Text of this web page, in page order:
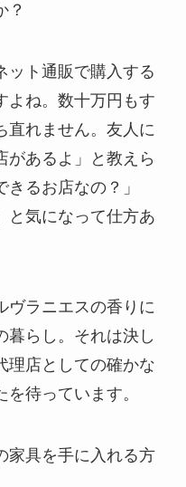
？
ット通販で購入する
よね。数十万円もす
直れません。友人に
があるよ」と教えら
るお店なの？」
と気になって仕方あ
ヴラニエスの香りに
暮らし。それは決し
理店としての確かな
待っています。
家具を手に入れる方